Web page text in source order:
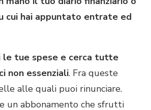
cui hai appuntato entrate ed
le tue spese e cerca tutte
non essenziali. Fra queste
alle quali puoi rinunciare.
un abbonamento che sfrutti